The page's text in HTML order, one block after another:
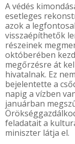
A védés
esetleges
azok a
visszaépíthetők
részeinek
októberében
megőrzésre át
hivatalnak. Ez
bejelentette a
napig a vízben
januárban
feladatait a
miniszter látja el.